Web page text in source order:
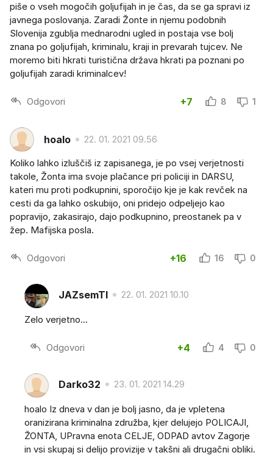
piše o vseh mogočih goljufijah in je čas, da se ga spravi iz
javnega poslovanja. Zaradi Žonte in njemu podobnih
Slovenija zgublja mednarodni ugled in postaja vse bolj
znana po goljufijah, kriminalu, kraji in prevarah tujcev. Ne
moremo biti hkrati turistična država hkrati pa poznani po
goljufijah zaradi kriminalcev!
Odgovori +7 8 1
hoalo 22. 01. 2021 09.56
Koliko lahko izluščiš iz zapisanega, je po vsej verjetnosti
takole, Žonta ima svoje plačance pri policiji in DARSU,
kateri mu proti podkupnini, sporočijo kje je kak revček na
cesti da ga lahko oskubijo, oni pridejo odpeljejo kao
popravijo, zakasirajo, dajo podkupnino, preostanek pa v
žep. Mafijska posla.
Odgovori +16 16 0
JAZsemTI 22. 01. 2021 10.10
Zelo verjetno...
Odgovori +4 4 0
Darko32 23. 01. 2021 14.29
hoalo Iz dneva v dan je bolj jasno, da je vpletena
oranizirana kriminalna združba, kjer delujejo POLICAJI,
ŽONTA, UPravna enota CELJE, ODPAD avtov Zagorje
in vsi skupaj si delijo provizije v takšni ali drugačni obliki.